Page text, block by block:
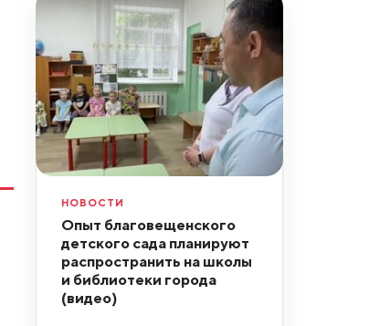
НОВОСТИ
Опыт благовещенского
детского сада планируют
распространить на школы
и библиотеки города
(видео)